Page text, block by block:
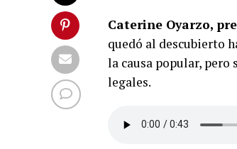
Caterine Oyarzo,
quedó al descubierto
la causa popular,
legales.